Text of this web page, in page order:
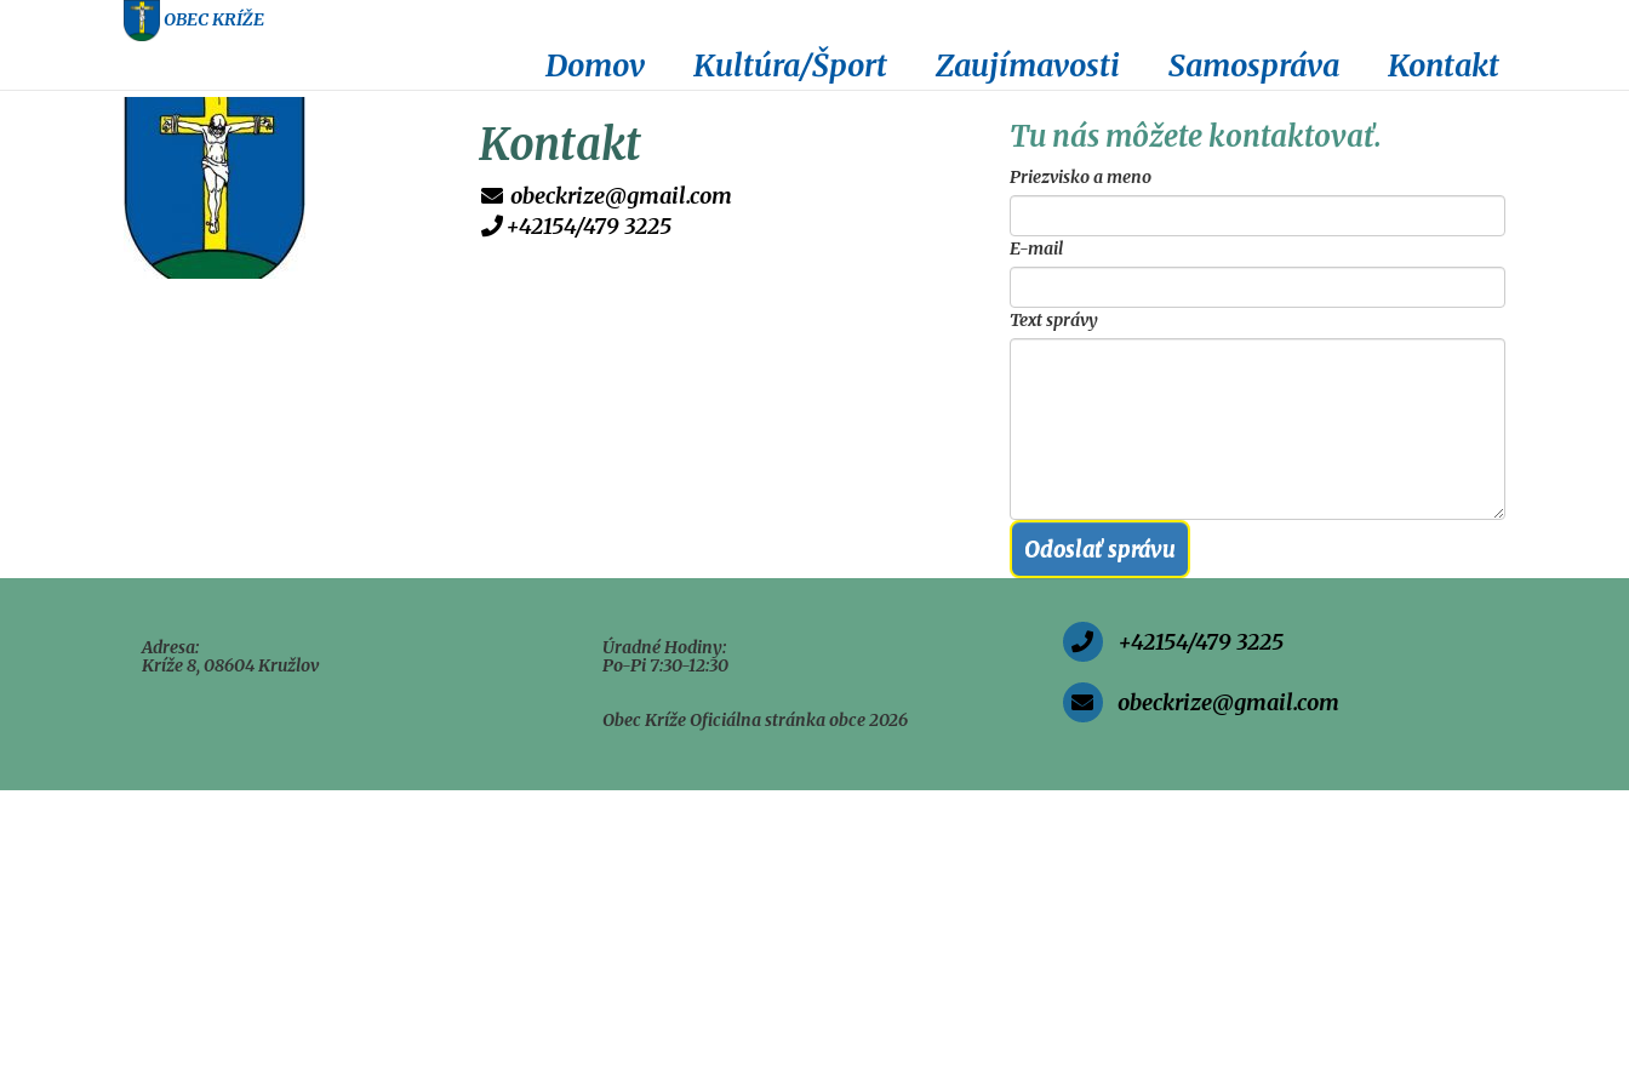
OBEC KRÍŽE
Domov Kultúra/Šport Zaujímavosti Samospráva Kontakt
Kontakt
obeckrize@gmail.com
+42154/479 3225
Tu nás môžete kontaktovať.
Priezvisko a meno
E-mail
Text správy
Odoslať správu
Adresa:
Kríže 8, 08604 Kružlov
Úradné Hodiny:
Po-Pi 7:30-12:30
Obec Kríže Oficiálna stránka obce 2026
+42154/479 3225
obeckrize@gmail.com